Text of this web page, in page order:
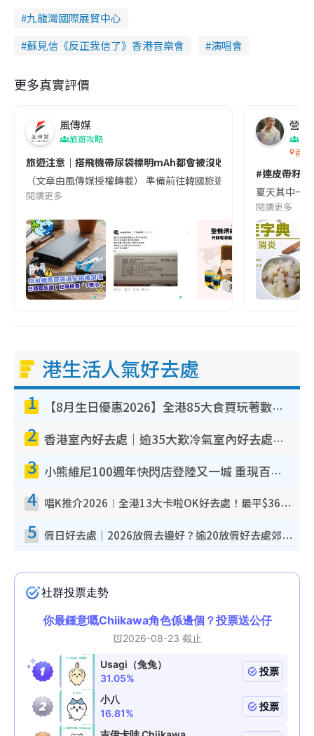
九龍灣國際展貿中心
蘇見信《反正我信了》香港音樂會
演唱會
更多真實評價
風傳媒
旅遊攻略
旅遊注意｜搭飛機帶尿袋標明mAh都會被沒收😱出發前切記檢查
（文章由風傳媒授權轉載） 準備前往韓國旅遊的民眾，近期要
閱讀更多
營養
香港
#連皮帶籽
夏天其中一
閱讀更多
港生活人氣好去處
1 【8月生日優惠2026】全港85大食買玩著數攻略 自助餐/火鍋放題同行免費＋誠品/DONKI送現金券
2 香港室內好去處｜逾35大歎冷氣室內好去處推介 室內活動免費避雨無懼落雨
3 小熊維尼100週年快閃店登陸又一城 重現百畝森林經典場景／獨家限定盲盒登場／專屬DIY香水
4 唱K推介2026︱全港13大卡啦OK好去處！最平$36起 日文K都有！(附地址+收費詳情)
5 假日好去處｜2026放假去邊好？逾20放假好去處郊外/秘景 休閒半日或一日遊